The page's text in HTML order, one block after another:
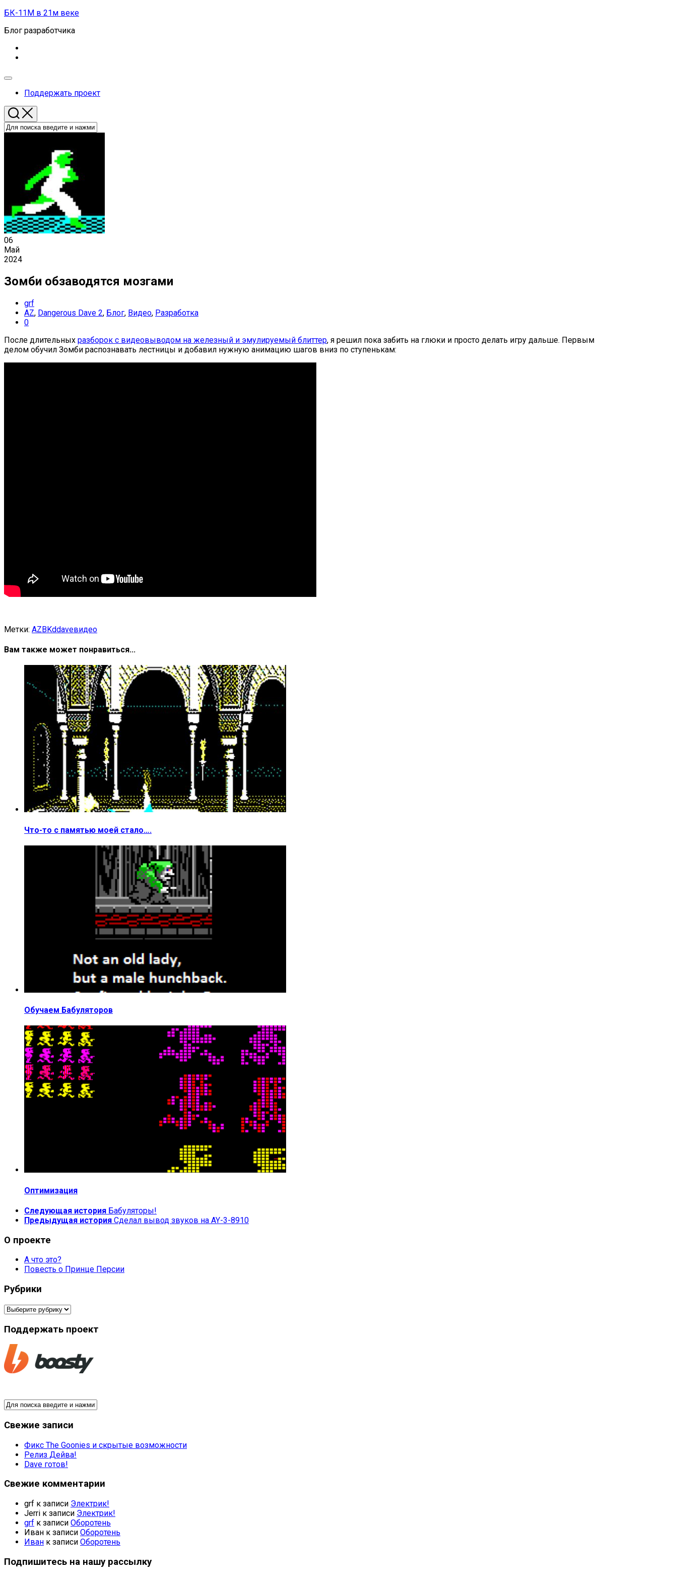
Перейти
содержанию
БК-11М в 21м веке
Блог разработчика
Развернуть
Поддержать проект
06
Май
2024
Зомби обзаводятся мозгами
grf
AZ, Dangerous Dave 2, Блог, Видео, Разработка
0
После длительных разборок с видеовыводом на железный и эмулируемый блиттер, я решил пока забить на глюки и просто делать игру дальше. Первым
делом обучил Зомби распознавать лестницы и добавил нужную анимацию шагов вниз по ступенькам:
Метки: AZBKddaveвидео
Вам также может понравиться...
Что-то с памятью моей стало….
Обучаем Бабуляторов
Оптимизация
Следующая история Бабуляторы!
Предыдущая история Сделал вывод звуков на AY-3-8910
О проекте
А что это?
Повесть о Принце Персии
Рубрики
Рубрики
Поддержать проект
Свежие записи
Фикс The Goonies и скрытые возможности
Релиз Дейва!
Dave готов!
Свежие комментарии
grf к записи Электрик!
Jerri к записи Электрик!
grf к записи Оборотень
Иван к записи Оборотень
Иван к записи Оборотень
Подпишитесь на нашу рассылку